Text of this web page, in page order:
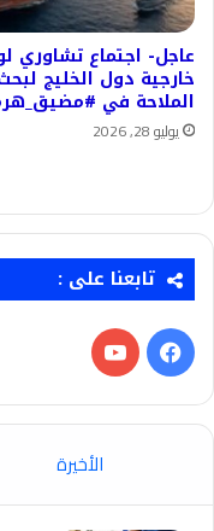
عاجل- اجتماع تشاوري
خارجية دول الخليج
الملاحة في
يوليو 28, 2026
تابعنا على :
فيسبوك‫YouTube
الأخيرة